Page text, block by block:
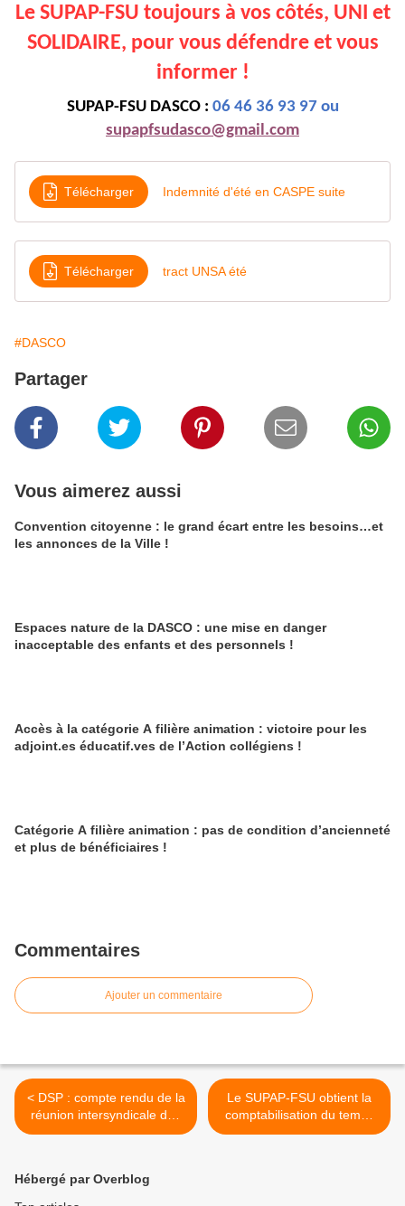
Le SUPAP-FSU toujours à vos côtés, UNI et
SOLIDAIRE, pour vous défendre et vous
informer !
SUPAP-FSU DASCO : 06 46 36 93 97 ou
supapfsudasco@gmail.com
Télécharger Indemnité d'été en CASPE suite
Télécharger tract UNSA été
#DASCO
Partager
Vous aimerez aussi
Convention citoyenne : le grand écart entre les besoins…et
les annonces de la Ville !
Espaces nature de la DASCO : une mise en danger
inacceptable des enfants et des personnels !
Accès à la catégorie A filière animation : victoire pour les
adjoint.es éducatif.ves de l’Action collégiens !
Catégorie A filière animation : pas de condition d’ancienneté
et plus de bénéficiaires !
Commentaires
Ajouter un commentaire
< DSP : compte rendu de la
réunion intersyndicale des
agent.es de PMI
Le SUPAP-FSU obtient la
comptabilisation du temps
de formation des adjoint.es
Hébergé par Overblog